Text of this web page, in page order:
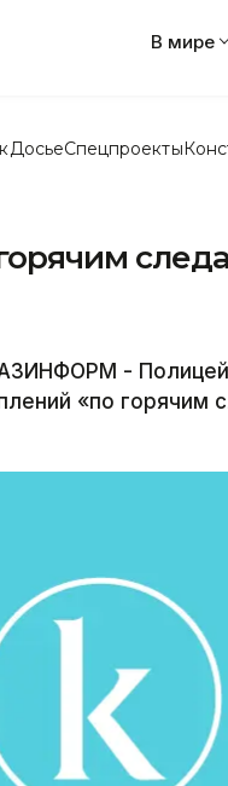
В мире
ДосьеСпецпроекты
-
«по горячим